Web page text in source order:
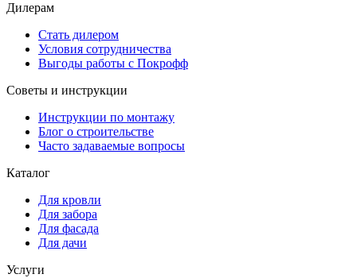
Дилерам
Стать дилером
Условия сотрудничества
Выгоды работы с Покрофф
Советы и инструкции
Инструкции по монтажу
Блог о строительстве
Часто задаваемые вопросы
Каталог
Для кровли
Для забора
Для фасада
Для дачи
Услуги